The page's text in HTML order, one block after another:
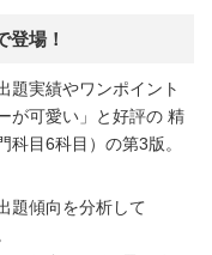
登場！
題実績やワンポイント
が可愛い」と好評の 精
目6科目）の第3版。
題傾向を分析して